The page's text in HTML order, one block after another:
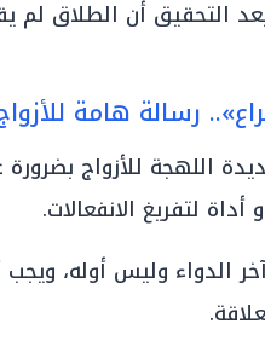
التحقيق أن الطلاق لم
رسالة هامة
اللهجة للأزواج
أداة لتفريغ الانفعالات.
الدواء وليس أوله،